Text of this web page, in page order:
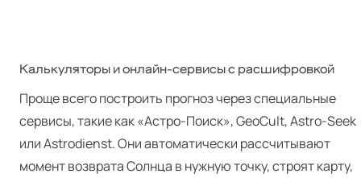
Калькуляторы и онлайн-сервисы с расшифровкой
Проще всего построить прогноз через специальные
сервисы, такие как «Астро-Поиск», GeoCult, Astro-Seek
или Astro­di­enst. Они автоматически рассчитывают
момент возврата Солнца в нужную точку, строят карту,